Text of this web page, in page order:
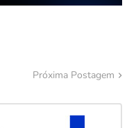
Próxima Postagem